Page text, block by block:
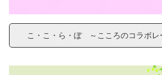
こ・こ・ら・ぼ ～こころのコラボレ